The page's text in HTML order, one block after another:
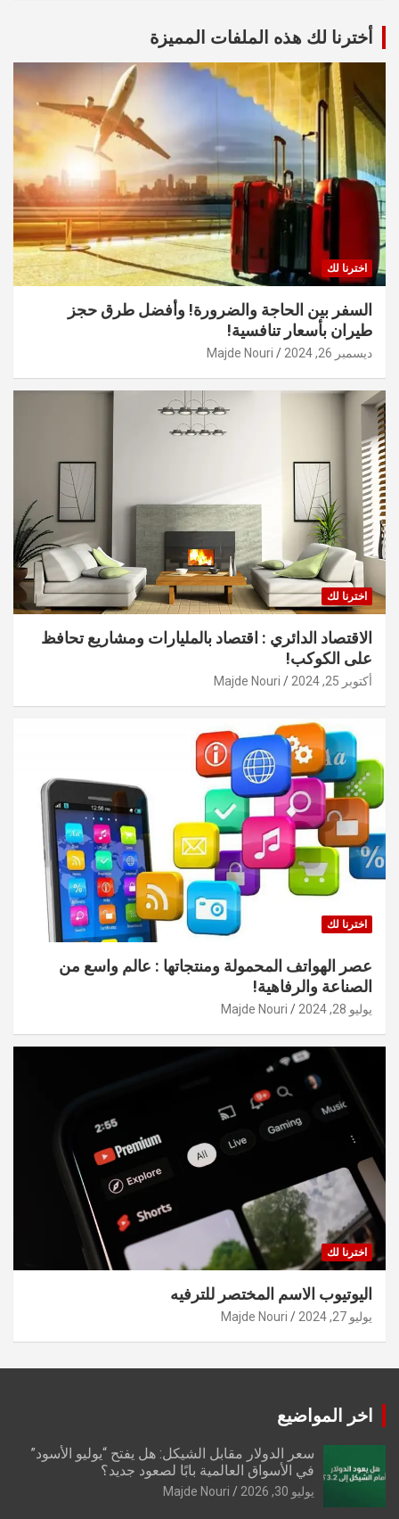
أخترنا لك هذه الملفات المميزة
اخترنا لك
السفر بين الحاجة والضرورة! وأفضل طرق حجز
طيران بأسعار تنافسية!
ديسمبر 26, 2024 Majde Nouri
اخترنا لك
الاقتصاد الدائري : اقتصاد بالمليارات ومشاريع تحافظ
على الكوكب!
أكتوبر 25, 2024 Majde Nouri
اخترنا لك
عصر الهواتف المحمولة ومنتجاتها : عالم واسع من
الصناعة والرفاهية!
يوليو 28, 2024 Majde Nouri
اخترنا لك
اليوتيوب الاسم المختصر للترفيه
يوليو 27, 2024 Majde Nouri
اخر المواضيع
سعر الدولار مقابل الشيكل: هل يفتح “يوليو الأسود”
في الأسواق العالمية بابًا لصعود جديد؟
يوليو 30, 2026 Majde Nouri